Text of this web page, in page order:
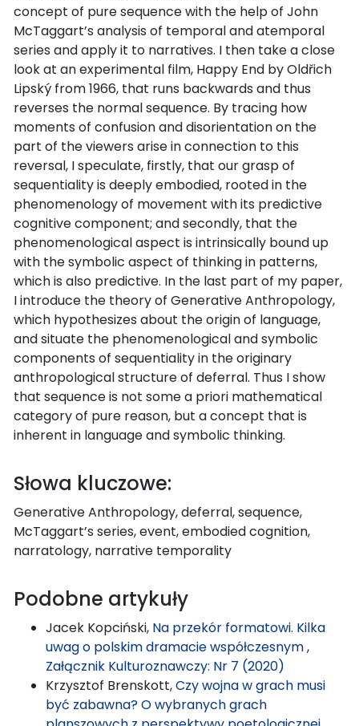
concept of pure sequence with the help of John
McTaggart’s analysis of temporal and atemporal
series and apply it to narratives. I then take a close
look at an experimental film, Happy End by Oldřich
Lipský from 1966, that runs backwards and thus
reverses the normal sequence. By tracing how
moments of confusion and disorientation on the
part of the viewers arise in connection to this
reversal, I speculate, firstly, that our grasp of
sequentiality is deeply embodied, rooted in the
phenomenology of movement with its predictive
cognitive component; and secondly, that the
phenomenological aspect is intrinsically bound up
with the symbolic aspect of thinking in patterns,
which is also predictive. In the last part of my paper,
I introduce the theory of Generative Anthropology,
which hypothesizes about the origin of language,
and situate the phenomenological and symbolic
components of sequentiality in the originary
anthropological structure of deferral. Thus I show
that sequence is not some a priori mathematical
category of pure reason, but a concept that is
inherent in language and symbolic thinking.
Słowa kluczowe:
Generative Anthropology, deferral, sequence,
McTaggart’s series, event, embodied cognition,
narratology, narrative temporality
Podobne artykuły
Jacek Kopciński, Na przekór formatowi. Kilka
uwag o polskim dramacie współczesnym,
Załącznik Kulturoznawczy: Nr 7 (2020)
Krzysztof Brenskott,Czy wojna w grach musi
być zabawna? O wybranych grach